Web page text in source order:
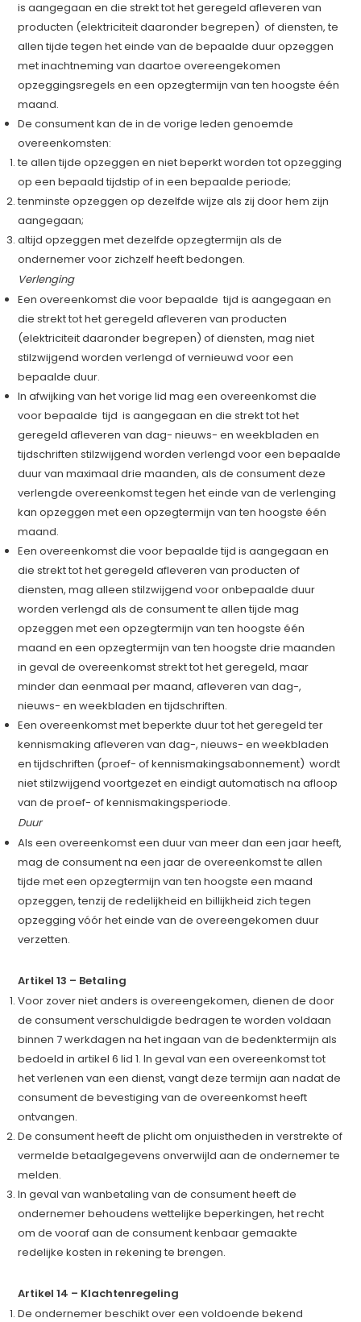
is aangegaan en die strekt tot het geregeld afleveren van
producten (elektriciteit daaronder begrepen) of diensten, te
allen tijde tegen het einde van de bepaalde duur opzeggen
met inachtneming van daartoe overeengekomen
opzeggingsregels en een opzegtermijn van ten hoogste één
maand.
De consument kan de in de vorige leden genoemde
overeenkomsten:
te allen tijde opzeggen en niet beperkt worden tot opzegging
op een bepaald tijdstip of in een bepaalde periode;
tenminste opzeggen op dezelfde wijze als zij door hem zijn
aangegaan;
altijd opzeggen met dezelfde opzegtermijn als de
ondernemer voor zichzelf heeft bedongen.
Verlenging
Een overeenkomst die voor bepaalde tijd is aangegaan en
die strekt tot het geregeld afleveren van producten
(elektriciteit daaronder begrepen) of diensten, mag niet
stilzwijgend worden verlengd of vernieuwd voor een
bepaalde duur.
In afwijking van het vorige lid mag een overeenkomst die
voor bepaalde tijd is aangegaan en die strekt tot het
geregeld afleveren van dag- nieuws- en weekbladen en
tijdschriften stilzwijgend worden verlengd voor een bepaalde
duur van maximaal drie maanden, als de consument deze
verlengde overeenkomst tegen het einde van de verlenging
kan opzeggen met een opzegtermijn van ten hoogste één
maand.
Een overeenkomst die voor bepaalde tijd is aangegaan en
die strekt tot het geregeld afleveren van producten of
diensten, mag alleen stilzwijgend voor onbepaalde duur
worden verlengd als de consument te allen tijde mag
opzeggen met een opzegtermijn van ten hoogste één
maand en een opzegtermijn van ten hoogste drie maanden
in geval de overeenkomst strekt tot het geregeld, maar
minder dan eenmaal per maand, afleveren van dag-,
nieuws- en weekbladen en tijdschriften.
Een overeenkomst met beperkte duur tot het geregeld ter
kennismaking afleveren van dag-, nieuws- en weekbladen
en tijdschriften (proef- of kennismakingsabonnement) wordt
niet stilzwijgend voortgezet en eindigt automatisch na afloop
van de proef- of kennismakingsperiode.
Duur
Als een overeenkomst een duur van meer dan een jaar heeft,
mag de consument na een jaar de overeenkomst te allen
tijde met een opzegtermijn van ten hoogste een maand
opzeggen, tenzij de redelijkheid en billijkheid zich tegen
opzegging vóór het einde van de overeengekomen duur
verzetten.
Artikel 13 – Betaling
Voor zover niet anders is overeengekomen, dienen de door
de consument verschuldigde bedragen te worden voldaan
binnen 7 werkdagen na het ingaan van de bedenktermijn als
bedoeld in artikel 6 lid 1. In geval van een overeenkomst tot
het verlenen van een dienst, vangt deze termijn aan nadat de
consument de bevestiging van de overeenkomst heeft
ontvangen.
De consument heeft de plicht om onjuistheden in verstrekte of
vermelde betaalgegevens onverwijld aan de ondernemer te
melden.
In geval van wanbetaling van de consument heeft de
ondernemer behoudens wettelijke beperkingen, het recht
om de vooraf aan de consument kenbaar gemaakte
redelijke kosten in rekening te brengen.
Artikel 14 – Klachtenregeling
De ondernemer beschikt over een voldoende bekend